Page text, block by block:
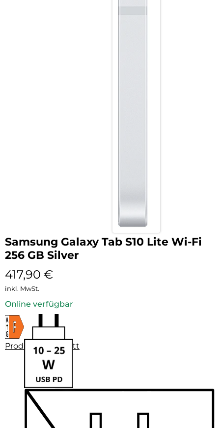
Samsung Galaxy Tab S10 Lite Wi-Fi
256 GB Silver
417,90 €
inkl. MwSt.
Online verfügbar
Produktdatenblatt